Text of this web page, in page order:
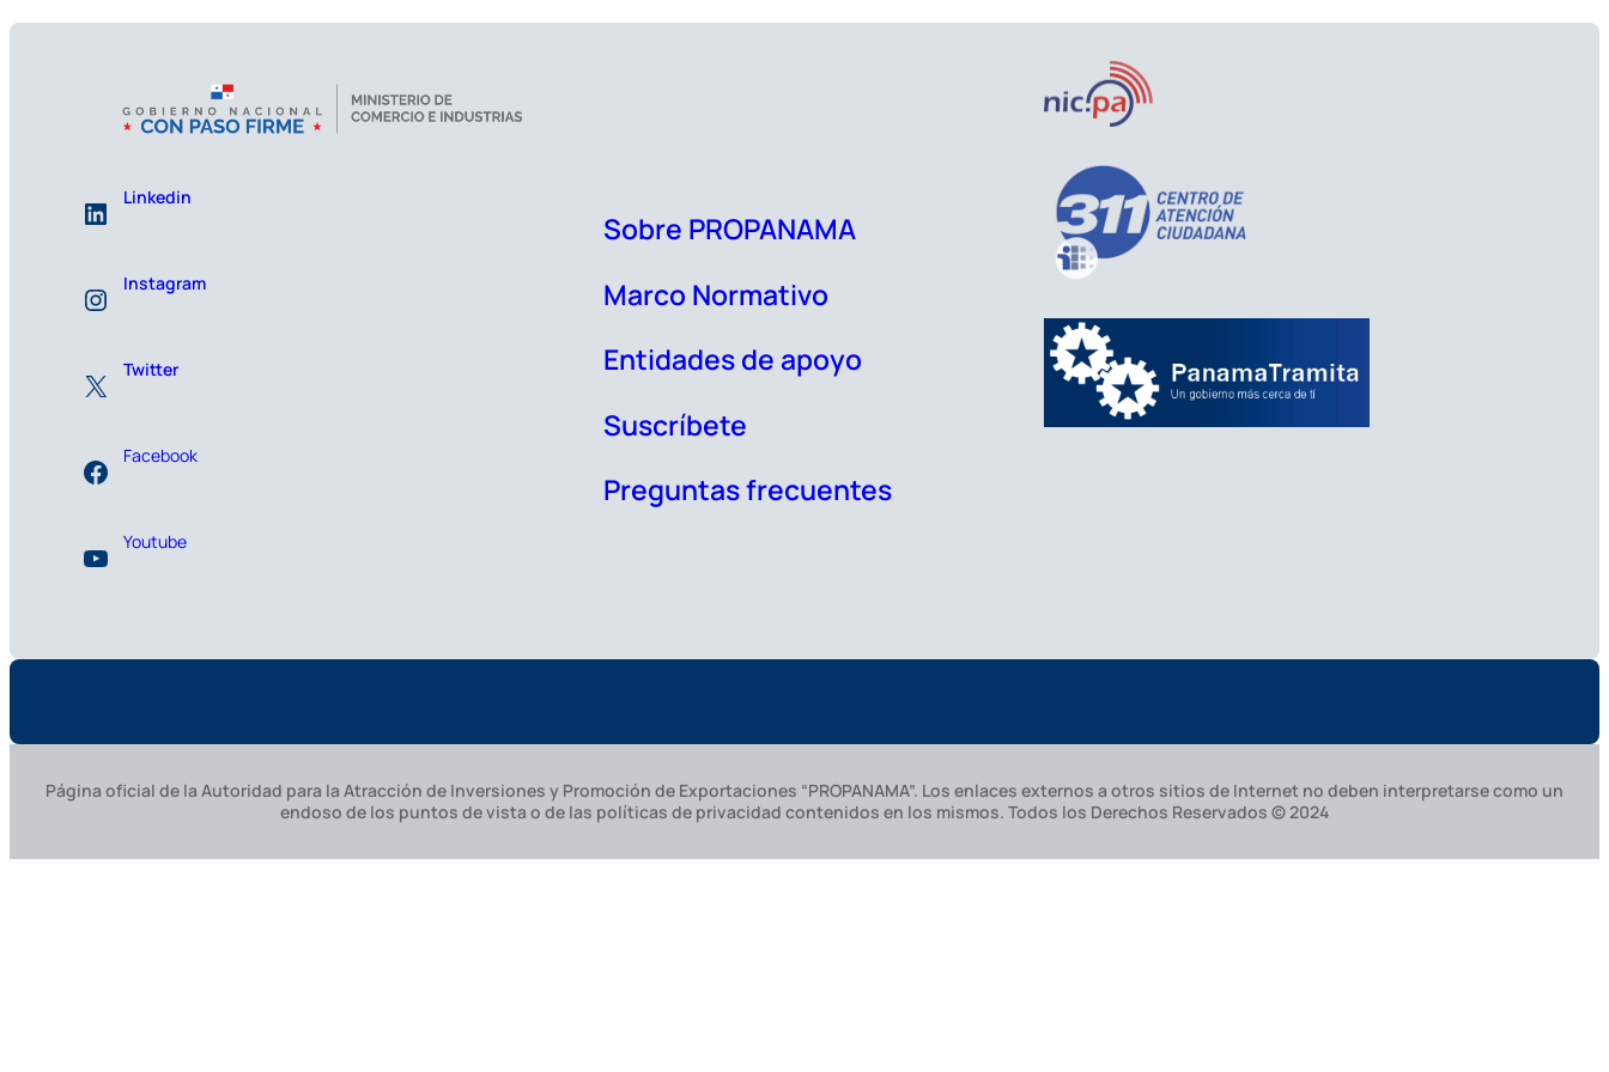
Linkedin
Instagram
Twitter
Facebook
Youtube
Sobre PROPANAMA
Marco Normativo
Entidades de apoyo
Suscríbete
Preguntas frecuentes
Página oficial de la Autoridad para la Atracción de Inversiones y Promoción de Exportaciones “PROPANAMA”. Los enlaces externos a otros sitios de Internet no deben interpretarse como un
endoso de los puntos de vista o de las políticas de privacidad contenidos en los mismos. Todos los Derechos Reservados © 2024